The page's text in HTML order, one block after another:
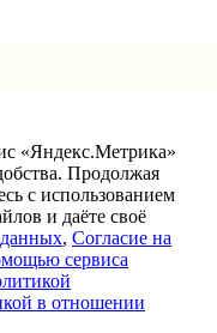
«Яндекс.Метрика»
Продолжая
с использованием
и даёте своё
данных, Согласие на
сервиса
в отношении